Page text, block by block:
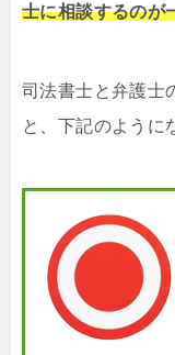
士に相談するのが
司法書士と弁護士
と、下記のように